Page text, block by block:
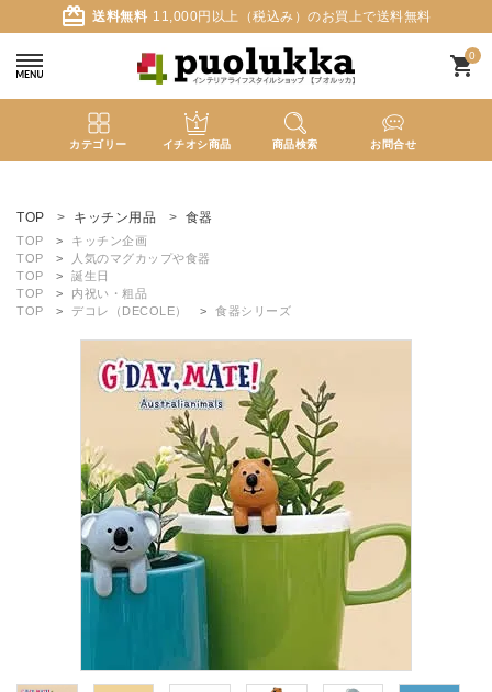
card_giftcard 送料無料 11,000円以上（税込み）のお買上で送料無料
0
shopping_cart
カテゴリー イチオシ商品 商品検索 お問合せ
ようこそ ゲスト 様
meeting_room ログイン
search
カテゴリーから探す
ブランド
ガイドライン
TOP キッチン用品 食器
TOP
キッチン企画
TOP
人気のマグカップや食器
TOP
誕生日
TOP
内祝い・粗品
TOP
デコレ（DECOLE） 食器シリーズ